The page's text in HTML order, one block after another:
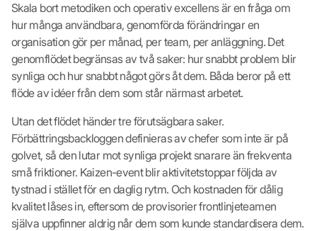
Skala bort metodiken och operativ excellens är en fråga om
hur många användbara, genomförda förändringar en
organisation gör per månad, per team, per anläggning. Det
genomflödet begränsas av två saker: hur snabbt problem blir
synliga och hur snabbt något görs åt dem. Båda beror på ett
flöde av idéer från dem som står närmast arbetet.
Utan det flödet händer tre förutsägbara saker.
Förbättringsbackloggen definieras av chefer som inte är på
golvet, så den lutar mot synliga projekt snarare än frekventa
små friktioner. Kaizen-event blir aktivitetstoppar följda av
tystnad i stället för en daglig rytm. Och kostnaden för dålig
kvalitet låses in, eftersom de provisorier frontlinjeteamen
själva uppfinner aldrig når dem som kunde standardisera dem.